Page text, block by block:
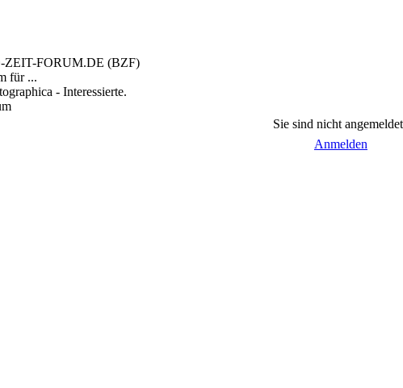
FORUM.DE (BZF)
für ...
- Interessierte.
Sie sind nicht
Anmelden